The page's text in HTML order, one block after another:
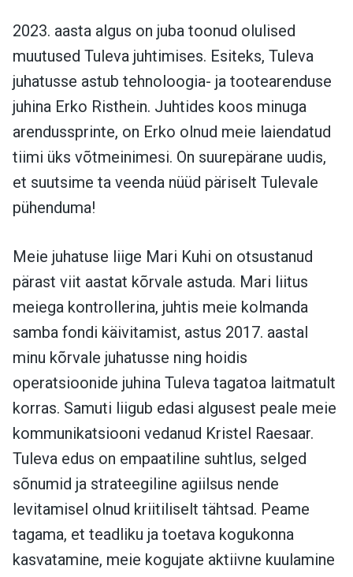
2023. aasta algus on juba toonud olulised
muutused Tuleva juhtimises. Esiteks, Tuleva
juhatusse astub tehnoloogia- ja tootearenduse
juhina Erko Risthein. Juhtides koos minuga
arendussprinte, on Erko olnud meie laiendatud
tiimi üks võtmeinimesi. On suurepärane uudis,
et suutsime ta veenda nüüd päriselt Tulevale
pühenduma!
Meie juhatuse liige Mari Kuhi on otsustanud
pärast viit aastat kõrvale astuda. Mari liitus
meiega kontrollerina, juhtis meie kolmanda
samba fondi käivitamist, astus 2017. aastal
minu kõrvale juhatusse ning hoidis
operatsioonide juhina Tuleva tagatoa laitmatult
korras. Samuti liigub edasi algusest peale meie
kommunikatsiooni vedanud Kristel Raesaar.
Tuleva edus on empaatiline suhtlus, selged
sõnumid ja strateegiline agiilsus nende
levitamisel olnud kriitiliselt tähtsad. Peame
tagama, et teadliku ja toetava kogukonna
kasvatamine, meie kogujate aktiivne kuulamine